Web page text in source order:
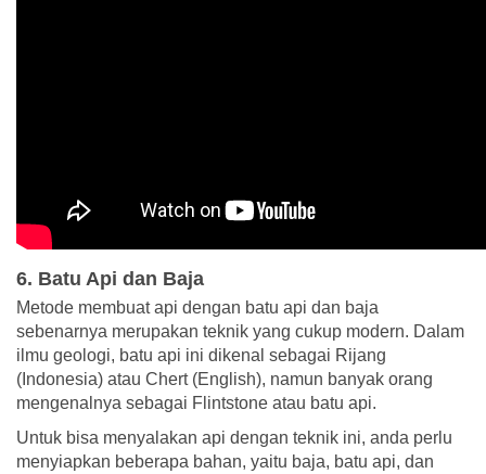
6. Batu Api dan Baja
Metode membuat api dengan batu api dan baja
sebenarnya merupakan teknik yang cukup modern. Dalam
ilmu geologi, batu api ini dikenal sebagai Rijang
(Indonesia) atau Chert (English), namun banyak orang
mengenalnya sebagai Flintstone atau batu api.
Untuk bisa menyalakan api dengan teknik ini, anda perlu
menyiapkan beberapa bahan, yaitu baja, batu api, dan